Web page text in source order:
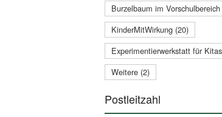
Burzelbaum im
KinderMitWirkung (20)
Experimentierwerkstatt für
Weitere (2)
Postleitzahl